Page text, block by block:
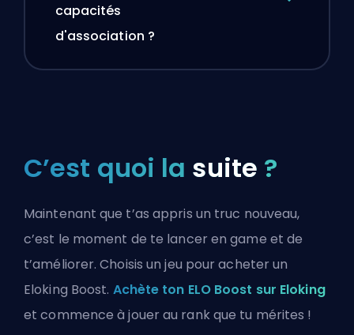
capacités
d'association ?
C’est quoi la suite ?
Maintenant que t’as appris un truc nouveau,
c’est le moment de te lancer en game et de
t’améliorer. Choisis un jeu pour acheter un
Eloking Boost. Achète ton ELO Boost sur Eloking
et commence à jouer au rank que tu mérites !